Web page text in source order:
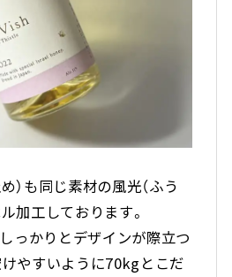
）も同じ素材の風光（ふう
加工しております。
っかりとデザインが際立つ
けやすいように70kgとこだ